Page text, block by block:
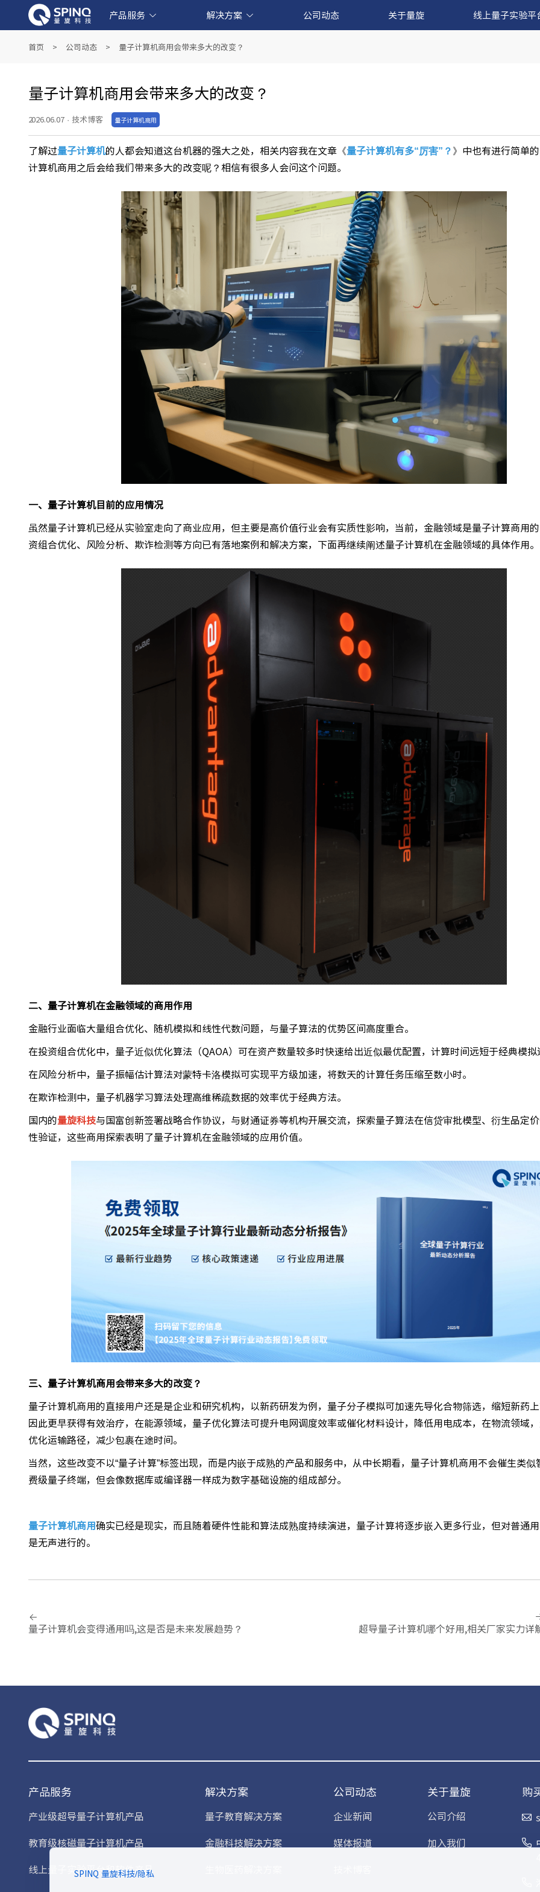
产品服务
产业级超导量子计算机产品
教育级核磁量子计算机产品
线上量子实验平台和软件产品
解决方案
量子教育解决方案
金融科技解决方案
生物医药解决方案
人工智能解决方案
公司动态 关于量旋 线上量子实验平
首页 > 公司动态 > 量子计算机商用会带来多大的改变？
量子计算机商用会带来多大的改变？
2026.06.07 · 技术博客 量子计算机商用
了解过量子计算机的人都会知道这台机器的强大之处，相关内容我在文章《量子计算机有多“厉害”？》中也有进行简单
计算机商用之后会给我们带来多大的改变呢？相信有很多人会问这个问题。
一、量子计算机目前的应用情况
虽然量子计算机已经从实验室走向了商业应用，但主要是高价值行业会有实质性影响，当前，金融领域是量子计算商用
资组合优化、风险分析、欺诈检测等方向已有落地案例和解决方案，下面再继续阐述量子计算机在金融领域的具体作用。
二、量子计算机在金融领域的商用作用
金融行业面临大量组合优化、随机模拟和线性代数问题，与量子算法的优势区间高度重合。
在投资组合优化中，量子近似优化算法（QAOA）可在资产数量较多时快速给出近似最优配置，计算时间远短于经典模
在风险分析中，量子振幅估计算法对蒙特卡洛模拟可实现平方级加速，将数天的计算任务压缩至数小时。
在欺诈检测中，量子机器学习算法处理高维稀疏数据的效率优于经典方法。
国内的量旋科技与国富创新签署战略合作协议，与财通证券等机构开展交流，探索量子算法在信贷审批模型、衍生品定
性验证，这些商用探索表明了量子计算机在金融领域的应用价值。
三、量子计算机商用会带来多大的改变？
量子计算机商用的直接用户还是是企业和研究机构，以新药研发为例，量子分子模拟可加速先导化合物筛选，缩短新药
因此更早获得有效治疗，在能源领域，量子优化算法可提升电网调度效率或催化材料设计，降低用电成本，在物流领域
优化运输路径，减少包裹在途时间。
当然，这些改变不以“量子计算”标签出现，而是内嵌于成熟的产品和服务中，从中长期看，量子计算机商用不会催生类
费级量子终端，但会像数据库或编译器一样成为数字基础设施的组成部分。
量子计算机商用确实已经是现实，而且随着硬件性能和算法成熟度持续演进，量子计算将逐步嵌入更多行业，但对普通
是无声进行的。
量子计算机会变得通用吗,这是否是未来发展趋势？ 超导量子计算机哪个好用,相关厂家实力详
产品服务
产业级超导量子计算机产品
教育级核磁量子计算机产品
线上量子实验平台和软件产品
解决方案
量子教育解决方案
金融科技解决方案
公司动态
企业新闻
媒体报道
关于量旋
公司介绍
加入我们
购
SPINQ 量旋科技/隐私